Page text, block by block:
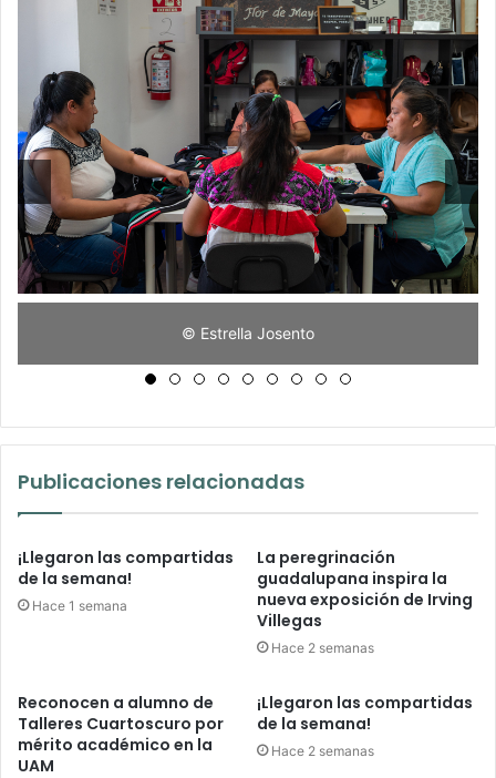
© Estrella Josento
Publicaciones relacionadas
¡Llegaron las compartidas
de la semana!
Hace 1 semana
La peregrinación
guadalupana inspira la
nueva exposición de Irving
Villegas
Hace 2 semanas
Reconocen a alumno de
Talleres Cuartoscuro por
mérito académico en la
UAM
¡Llegaron las compartidas
de la semana!
Hace 2 semanas